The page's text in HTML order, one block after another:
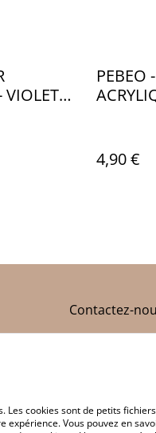
PEBEO
4,90 €
Contactez-
Les cookies sont de petits
expérience. Vous pouvez en